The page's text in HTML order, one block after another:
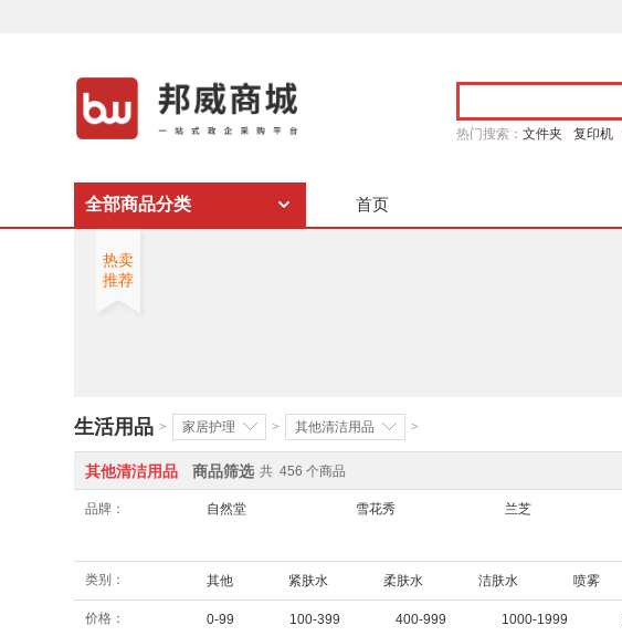
热门搜索： 文件夹 复印机
全部商品分类 首页
热卖
推荐
生活用品 > 家居护理 > 其他清洁用品 >
其他清洁用品 商品筛选 共 456 个商品
品牌： 自然堂 雪花秀 兰芝
类别： 其他 紧肤水 柔肤水 洁肤水 喷雾
价格： 0-99 100-399 400-999 1000-1999